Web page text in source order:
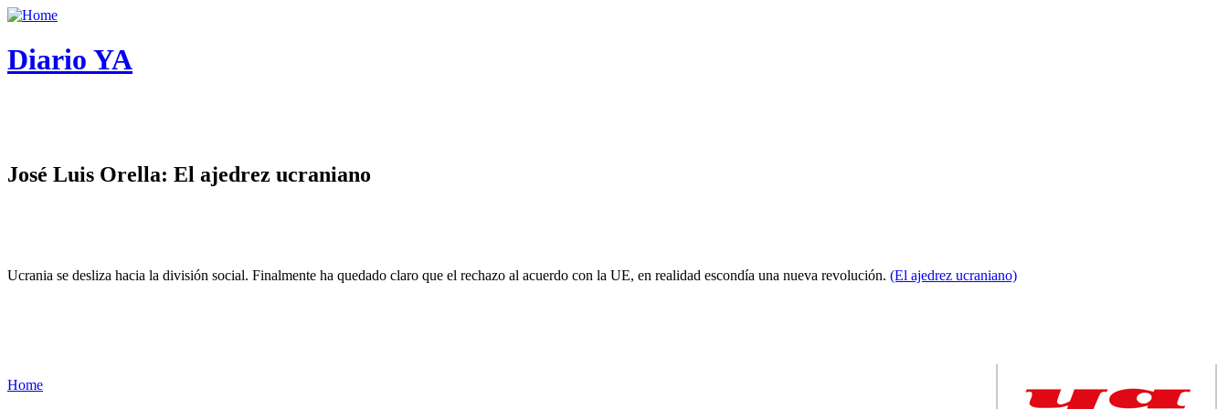
Diario YA
José Luis Orella: El ajedrez ucraniano
Ucrania se desliza hacia la división social. Finalmente ha quedado claro que el rechazo al acuerdo con la UE, en realidad escondía una nueva revolución. (El ajedrez ucraniano)
Home